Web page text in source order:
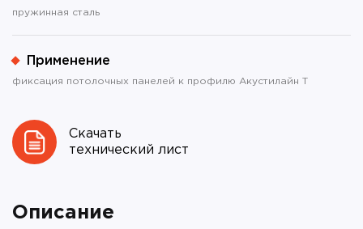
пружинная сталь
Применение
фиксация потолочных панелей к профилю Акустилайн Т
Скачать
технический лист
Описание